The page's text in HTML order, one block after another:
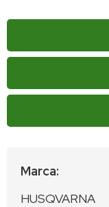
Marca:
HUSQVARNA